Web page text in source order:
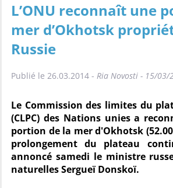
L’ONU reconnaît une
mer d’Okhotsk
Russie
Publié le 26.03.2014 - Ria Novosti - 15/03/
Le Commission des limites du
(CLPC) des Nations unies a
portion de la mer d'Okhotsk
prolongement du plateau
annoncé samedi le ministre
naturelles Sergueï Donskoï.